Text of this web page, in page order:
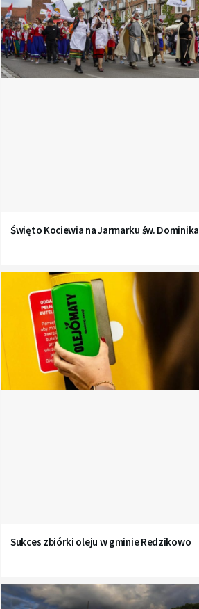
Święto Kociewia na Jarmarku św. Dominika
Sukces zbiórki oleju w gminie Redzikowo